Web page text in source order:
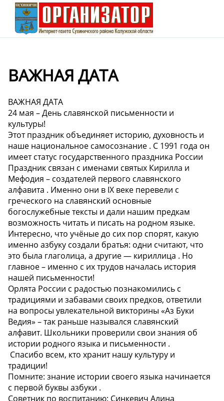
ВАЖНАЯ ДАТА
ВАЖНАЯ ДАТА
24 мая – День славянской письменности и
культуры! ️
Этот праздник объединяет историю, духовность и
наше национальное самосознание . С 1991 года он
имеет статус государственного праздника России
Праздник связан с именами святых Кирилла и
Мефодия – создателей первого славянского
алфавита . Именно они в IX веке перевели с
греческого на славянский основные
богослужебные тексты и дали нашим предкам
возможность читать и писать на родном языке.
Интересно, что учёные до сих пор спорят, какую
именно азбуку создали братья: одни считают, что
это была глаголица, а другие — кириллица . Но
главное – именно с их трудов началась история
нашей письменности!
Орлята России с радостью познакомились с
традициями и забавами своих предков, ответили
на вопросы увлекательной викторины «Аз Буки
Ведия» – так раньше назывался славянский
алфавит. Школьники проверили свои знания об
истории родного языка и письменности .
Спасибо всем, кто хранит нашу культуру и
традиции!
Помните: знание истории своего языка начинается
с первой буквы азбуки .
Советник по воспитанию: Синкевич Алина